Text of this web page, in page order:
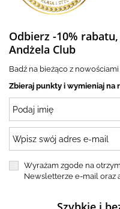
Odbierz -10%
Andżela Club
Badź na bieżąco z
Zbieraj punkty i wymieniaj na
Wyrażam zgode na
Newsletterze e-mail oraz